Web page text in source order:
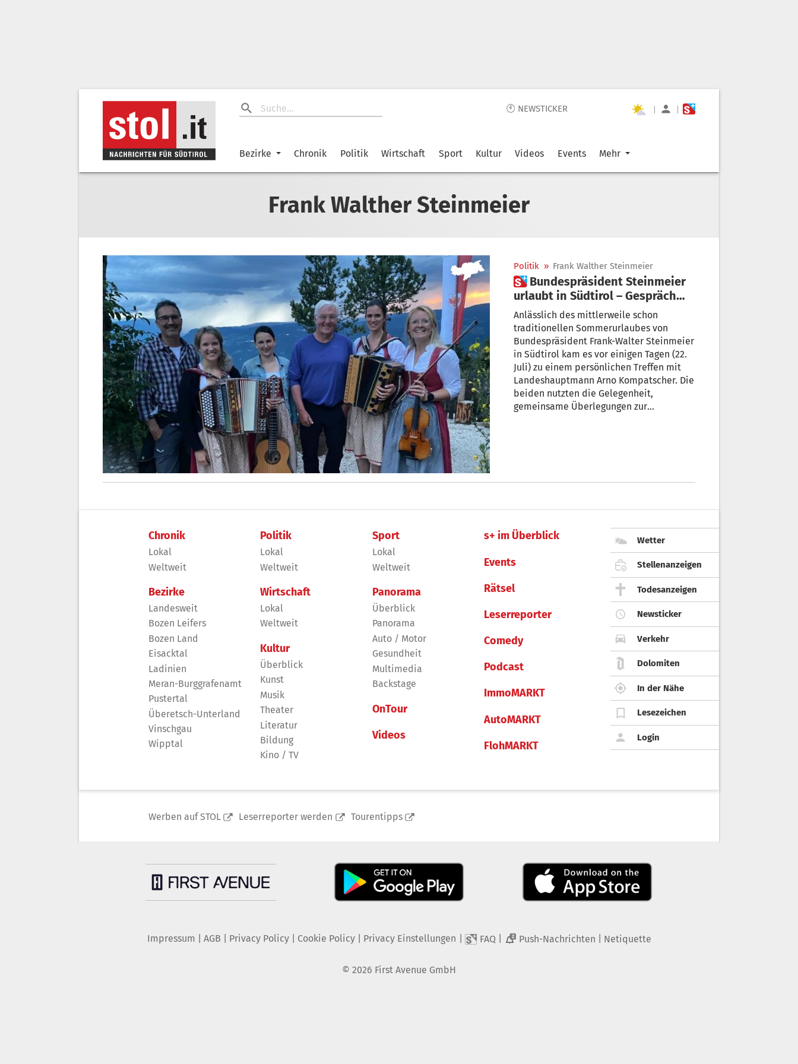
🕙 NEWSTICKER | |
Bezirke Chronik Politik Wirtschaft Sport Kultur Videos Events Mehr
Frank Walther Steinmeier
Politik » Frank Walther Steinmeier
 Bundespräsident Steinmeier
urlaubt in Südtirol – Gespräch
mit Kompatscher
Anlässlich des mittlerweile schon
traditionellen Sommerurlaubes von
Bundespräsident Frank-Walter Steinmeier
in Südtirol kam es vor einigen Tagen (22.
Juli) zu einem persönlichen Treffen mit
Landeshauptmann Arno Kompatscher. Die
beiden nutzten die Gelegenheit,
gemeinsame Überlegungen zur
Chronik
Lokal
Weltweit
Bezirke
Landesweit
Bozen Leifers
Bozen Land
Eisacktal
Ladinien
Meran-Burggrafenamt
Pustertal
Überetsch-Unterland
Vinschgau
Wipptal
Politik
Lokal
Weltweit
Wirtschaft
Lokal
Weltweit
Kultur
Überblick
Kunst
Musik
Theater
Literatur
Bildung
Kino / TV
Sport
Lokal
Weltweit
Panorama
Überblick
Panorama
Auto / Motor
Gesundheit
Multimedia
Backstage
OnTour
Videos
s+ im Überblick
Events
Rätsel
Leserreporter
Comedy
Podcast
ImmoMARKT
AutoMARKT
FlohMARKT
Wetter
Stellenanzeigen
Todesanzeigen
Newsticker
Verkehr
Dolomiten
In der Nähe
Lesezeichen
Login
Werben auf STOL Leserreporter werden Tourentipps
Impressum AGB Privacy Policy| Cookie Policy| Privacy Einstellungen FAQ 2 Push-Nachrichten Netiquette
© 2026 First Avenue GmbH